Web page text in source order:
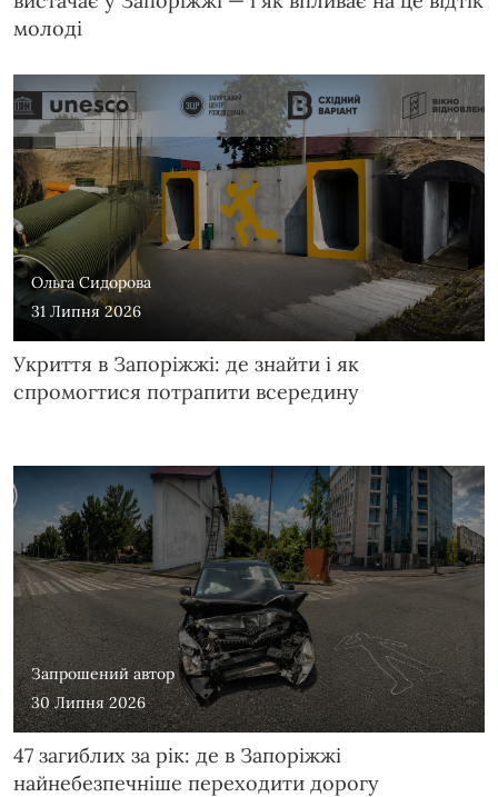
молоді
Ольга Сидорова
31 Липня 2026
Укриття в Запоріжжі: де знайти і як
спромогтися потрапити всередину
Запрошений автор
30 Липня 2026
47 загиблих за рік: де в Запоріжжі
найнебезпечніше переходити дорогу